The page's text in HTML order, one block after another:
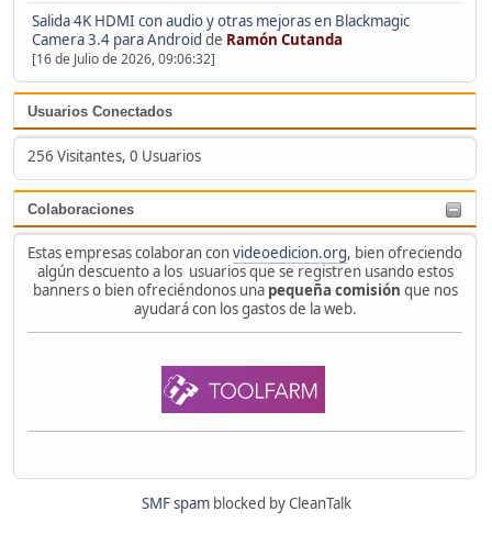
Salida 4K HDMI con audio y otras mejoras en Blackmagic
Camera 3.4 para Android de Ramón Cutanda
[16 de Julio de 2026, 09:06:32]
Usuarios Conectados
256 Visitantes, 0 Usuarios
Colaboraciones
Estas empresas colaboran convideoedicion.org, bien ofreciendo
algún descuento a los usuarios que se registren usando estos
banners o bien ofreciéndonos una pequeña comisión que nos
ayudará con los gastos de la web.
SMF spamblocked by CleanTalk